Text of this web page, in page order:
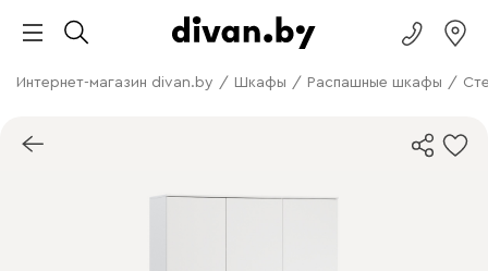
Интернет-магазин divan.by / Шкафы / Распашные шкафы /